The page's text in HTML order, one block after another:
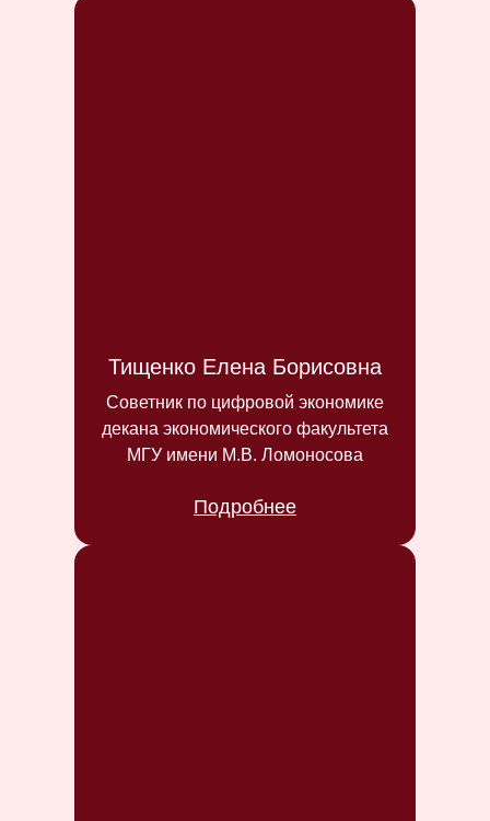
Тищенко Елена Борисовна
Советник по цифровой экономике
декана экономического факультета
МГУ имени М.В. Ломоносова
Подробнее